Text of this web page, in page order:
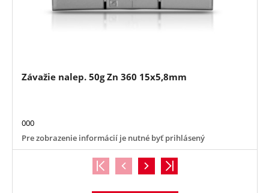
Závažie nalep. 50g Zn 360 15x5,8mm
000
Pre zobrazenie informácií je nutné byť prihlásený